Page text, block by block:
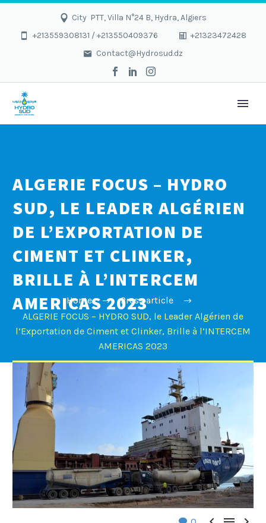
City PTT, Villa N°24 B, Hydra, Algiers
+213559308131 / +213550409376
+21323472428
Contact@Hydrosud.dz
ALGERIE FOCUS – HYDRO
SUD, LE LEADER ALGÉRIEN
DE L’EXPORTATION DE
CIMENT ET CLINKER,
BRILLE À L’INTERCEM
AMERICAS 2023
Home
Press article
ALGERIE FOCUS – HYDRO SUD, le Leader Algérien de
l’Exportation de Ciment et Clinker, Brille à l’INTERCEM
AMERICAS 2023